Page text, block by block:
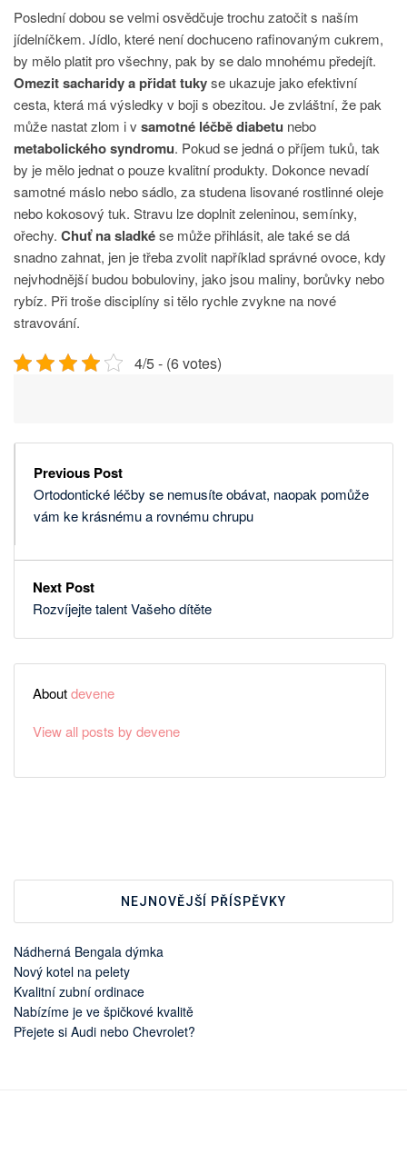
Poslední dobou se velmi osvědčuje trochu zatočit s naším
jídelníčkem. Jídlo, které není dochuceno rafinovaným cukrem,
by mělo platit pro všechny, pak by se dalo mnohému předejít.
Omezit sacharidy a přidat tukyse ukazuje jako efektivní
cesta, která má výsledky v boji s obezitou. Je zvláštní, že pak
může nastat zlom i v samotné léčbě diabetu nebo
metabolického syndromu. Pokud se jedná o příjem tuků, tak
by je mělo jednat o pouze kvalitní produkty. Dokonce nevadí
samotné máslo nebo sádlo, za studena lisované rostlinné oleje
nebo kokosový tuk. Stravu lze doplnit zeleninou, semínky,
ořechy. Chuť na sladkése může přihlásit, ale také se dá
snadno zahnat, jen je třeba zvolit například správné ovoce, kdy
nejvhodnější budou bobuloviny, jako jsou maliny, borůvky nebo
rybíz. Při troše disciplíny si tělo rychle zvykne na nové
stravování.
4/5 - (6 votes)
Previous Post
Ortodontické léčby se nemusíte obávat, naopak pomůže
vám ke krásnému a rovnému chrupu
Next Post
Rozvíjejte talent Vašeho dítěte
Aboutdevene
View all posts by devene
NEJNOVĚJŠÍ PŘÍSPĚVKY
Nádherná Bengala dýmka
Nový kotel na pelety
Kvalitní zubní ordinace
Nabízíme je ve špičkové kvalitě
Přejete si Audi nebo Chevrolet?